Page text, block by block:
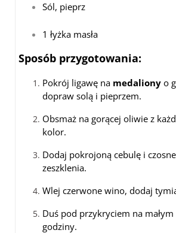
Sól, pieprz
1 łyżka masła
Sposób przygotowania:
Pokrój ligawę na medaliony o
dopraw solą i pieprzem.
Obsmaż na gorącej oliwie z
kolor.
Dodaj pokrojoną cebulę i
zeszklenia.
Wlej czerwone wino, dodaj
Duś pod przykryciem na
godziny.